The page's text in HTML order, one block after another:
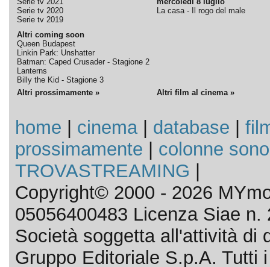
Serie tv 2020
Serie tv 2019
Altri coming soon
Queen Budapest
Linkin Park: Unshatter
Batman: Caped Crusader - Stagione 2
Lanterns
Billy the Kid - Stagione 3
La casa - Il rogo del male
Altri prossimamente » Altri film al cinema »
home cinema| database
prossimamente
colonne
TROVASTREAMING
Copyright© 2000 - 2026
05056400483 Licenza Siae n.
Società soggetta all'attività di
Gruppo Editoriale S.p.A. Tutti